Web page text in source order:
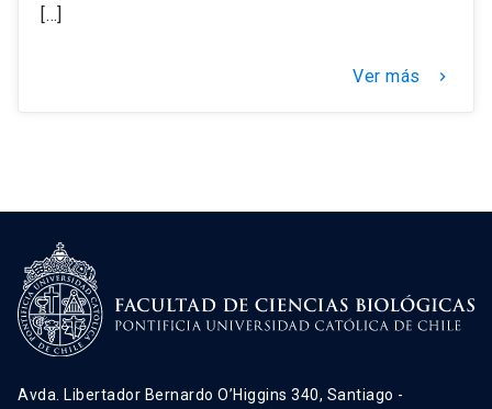
[…]
Ver más keyboard_arrow_right
Avda. Libertador Bernardo O’Higgins 340, Santiago -